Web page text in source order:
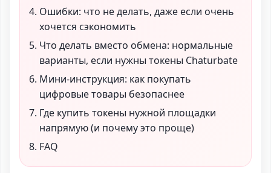
Ошибки: что не делать, даже если очень
хочется сэкономить
Что делать вместо обмена: нормальные
варианты, если нужны токены Chaturbate
Мини-инструкция: как покупать
цифровые товары безопаснее
Где купить токены нужной площадки
напрямую (и почему это проще)
FAQ